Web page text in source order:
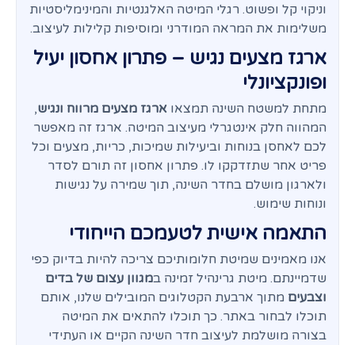
וניקוי קל ופשוט. רגלי המיטה האלגנטיות והמינימליסטיות
משלימות את המראה המודרני ומוסיפות קלילות לעיצוב.
ארגז מצעים נגיש – פתרון אחסון יעיל
ופונקציונלי
מתחת למשטח השינה תמצאו ארגז מצעים מרווח ונגיש,
המהווה חלק אינטגרלי מעיצוב המיטה. ארגז זה מאפשר
לכם לאחסן בנוחות וביעילות שמיכות, כריות, מצעים וכל
פריט אחר שתזדקקו לו. פתרון אחסון זה תורם לסדר
ולארגון מושלם בחדר השינה, תוך שמירה על נגישות
ונוחות שימוש.
התאמה אישית לטעמכם הייחודי
אנו מאמינים שמיטת חלומותיכם צריכה להיות בדיוק כפי
שדמיינתם. מיטת גרינהיל זמינה במגוון עצום של בדים
וצבעים מתוך ארבעת הקטלוגים המובילים שלנו, אותם
תוכלו לבחור באתר. כך תוכלו להתאים את המיטה
בצורה מושלמת לעיצוב חדר השינה הקיים או העתידי